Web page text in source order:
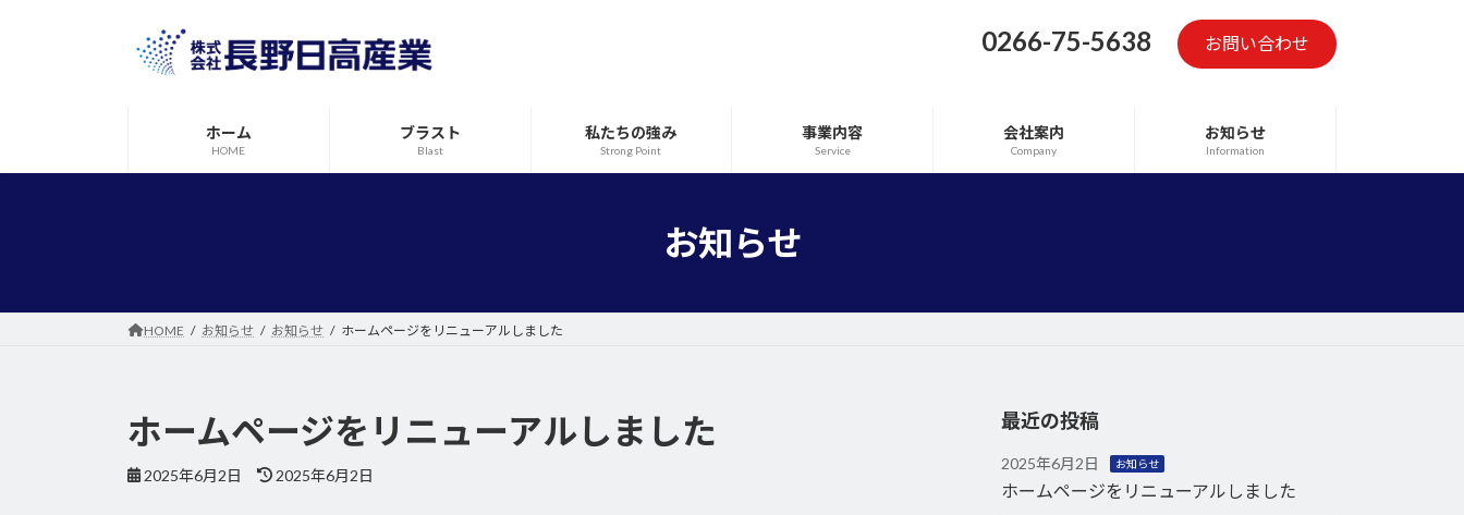
ス
ン
0266-75-5638 お問い合わせ
ホーム
HOME
ブラスト
Blast
私たちの強み
Strong Point
事業内容
Service
会社案内
Company
お知らせ
Information
お知らせ
HOME お知らせ お知らせ ホームページをリニューアルしました
ホームページをリニューアルしました
2025年6月2日
最
2025年6月2日
最近の投稿
2025年6月2日 お知らせ
ホームページをリニューアルしました